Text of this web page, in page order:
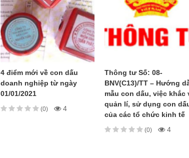
4 điểm mới về con dấu
doanh nghiệp từ ngày
01/01/2021
(0) 4
Thông tư Số: 08-
BNV(C13)/TT – Hướng
mẫu con dấu, việc khắc
quản lí, sử dụng con
của các tổ chức kinh tế
(0) 4